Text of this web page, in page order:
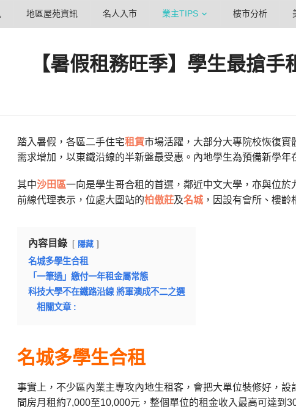
地區屋苑資訊 名人入市 業主TIPS 樓市分析
【暑假租務旺季】學生最搶手
踏入暑假，各區二手住宅租賃市場活躍，大部分大專院校恢復
需求增加，以東鐵沿線的半新盤最受惠。內地學生為預備新學年
其中沙田區一向是學生哥合租的首選，鄰近中文大學，亦與位
前線代理表示，位處大圍站的柏傲莊及名城 ，因設有會所、樓齡
內容目錄 隱藏
名城多學生合租
「一筆過」繳付一年租金屬常態
科技大學不在鐵路沿線 將軍澳成不二之選
相關文章 :
名城多學生合租
事實上，不少區內業主專攻內地生租客，會把大單位裝修好，設
間房月租約7,000至10,000元，整個單位的租金收入最高可達到